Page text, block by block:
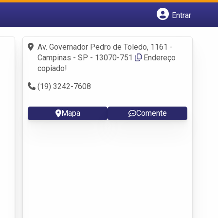
Entrar
Fazer login
Criar conta
Av. Governador Pedro de Toledo, 1161 -
Campinas - SP - 13070-751
Endereço
copiado!
(19) 3242-7608
Mapa Comente